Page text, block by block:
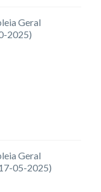
Geral
2025)
Geral
05-2025)